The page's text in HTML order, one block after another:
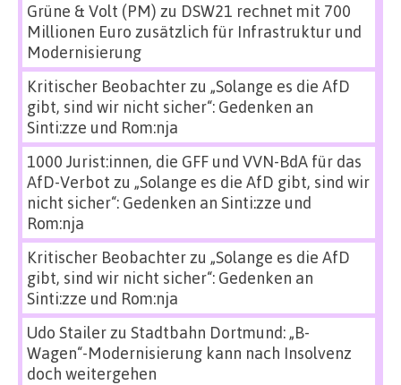
Grüne & Volt (PM) zu DSW21 rechnet mit 700
Millionen Euro zusätzlich für Infrastruktur und
Modernisierung
Kritischer Beobachterzu „Solange es die AfD
gibt, sind wir nicht sicher“: Gedenken an
Sinti:zze und Rom:nja
1000 Jurist:innen, die GFF und VVN-BdA für das
AfD-Verbot zu „Solange es die AfD gibt, sind wir
nicht sicher“: Gedenken an Sinti:zze und
Rom:nja
Kritischer Beobachterzu „Solange es die AfD
gibt, sind wir nicht sicher“: Gedenken an
Sinti:zze und Rom:nja
Udo Stailerzu Stadtbahn Dortmund: „B-
Wagen“-Modernisierung kann nach Insolvenz
doch weitergehen